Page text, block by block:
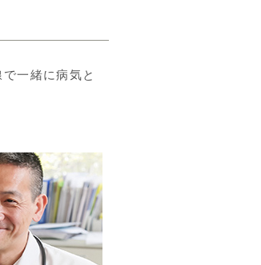
一緒に病気と